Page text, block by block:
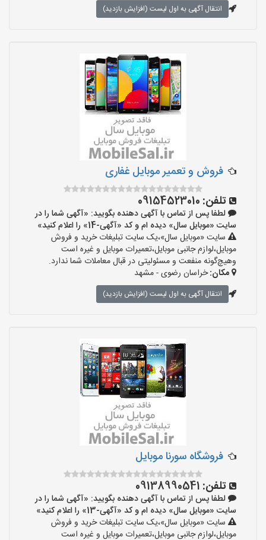
انتقال آگهی به اول لیست (افزایش بازدید)
فروش و تعمیر موبایل غفاری
تلفن: 09154523010
لطفا پس از تماس با آگهی دهنده بگویید: «آگهی شما را در
سایت «موبایل سال» دیده ام و کد «آگهی-14» را اعلام کنید»
سایت «موبایل سال»،یک سایت تبلیغات خرید و فروش
موبایل،لوازم جانبی موبایل،تعمیرات موبایل و غیره است
وهیچ‌گونه منفعت و مسئولیتی در قبال معاملات شما ندارد.
مکان:خراسان رضوی - مشهد
انتقال آگهی به اول لیست (افزایش بازدید)
فروشگاه سورنا موبایل
تلفن: 09138990541
لطفا پس از تماس با آگهی دهنده بگویید: «آگهی شما را در
سایت «موبایل سال» دیده ام و کد «آگهی-13» را اعلام کنید»
سایت «موبایل سال»،یک سایت تبلیغات خرید و فروش
موبایل،لوازم جانبی موبایل،تعمیرات موبایل و غیره است